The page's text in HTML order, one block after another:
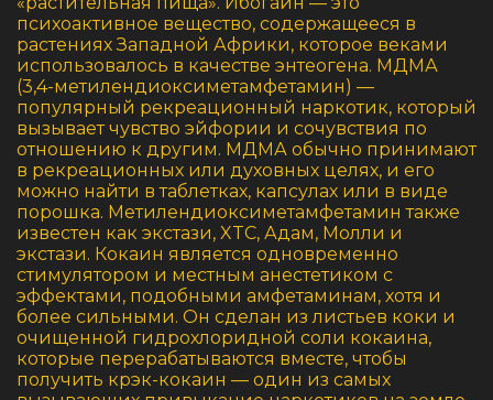
психоактивное вещество, содержащееся в
растениях Западной Африки, которое веками
использовалось в качестве энтеогена. МДМА
(3,4-метилендиоксиметамфетамин) —
популярный рекреационный наркотик, который
вызывает чувство эйфории и сочувствия по
отношению к другим. МДМА обычно принимают
в рекреационных или духовных целях, и его
можно найти в таблетках, капсулах или в виде
порошка. Метилендиоксиметамфетамин также
известен как экстази, XTC, Адам, Молли и
экстази. Кокаин является одновременно
стимулятором и местным анестетиком с
эффектами, подобными амфетаминам, хотя и
более сильными. Он сделан из листьев коки и
очищенной гидрохлоридной соли кокаина,
которые перерабатываются вместе, чтобы
получить крэк-кокаин — один из самых